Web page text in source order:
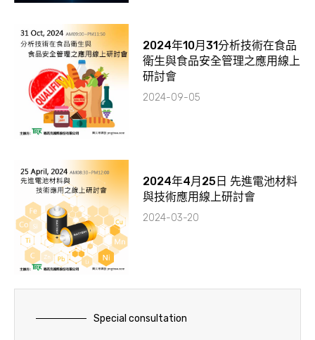
2024年10月31分析技術在食品
衛生與食品安全管理之應用線上
研討會
2024-09-05
2024年4月25日 先進電池材料
與技術應用線上研討會
2024-03-20
Special consultation